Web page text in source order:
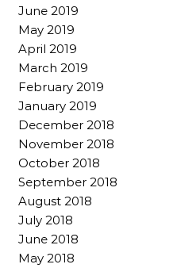
June 2019
May 2019
April 2019
March 2019
February 2019
January 2019
December 2018
November 2018
October 2018
September 2018
August 2018
July 2018
June 2018
May 2018